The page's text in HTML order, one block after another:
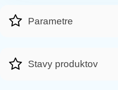
Parametre
Stavy produktov